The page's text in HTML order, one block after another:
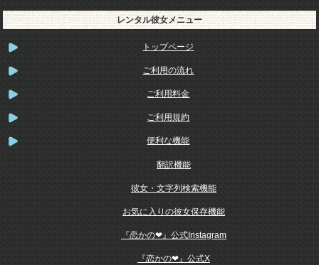
レンタル彼女メニュー
トップページ
ご利用の流れ
ご利用料金
ご利用規約
便利な機能
翻訳機能
彼女・文字列検索機能
お気に入りの彼女保存機能
『恋かの❤』公式Instagram
『恋かの❤』公式X